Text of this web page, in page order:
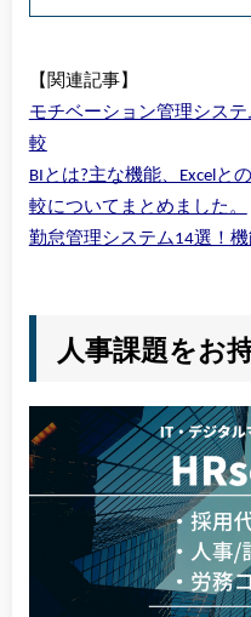
【関連記事】
モチベーション管理シス
較
BIとは?主な機能、Excelと
較についてまとめました。
勤怠管理システム14選！
人事課題をお